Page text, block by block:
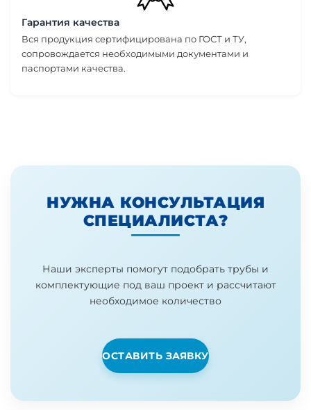
Гарантия качества
Вся продукция сертифицирована по ГОСТ и ТУ,
сопровождается необходимыми документами и
паспортами качества.
НУЖНА КОНСУЛЬТАЦИЯ
СПЕЦИАЛИСТА?
Наши эксперты помогут подобрать трубы и
комплектующие под ваш проект и рассчитают
необходимое количество
ОСТАВИТЬ ЗАЯВКУ